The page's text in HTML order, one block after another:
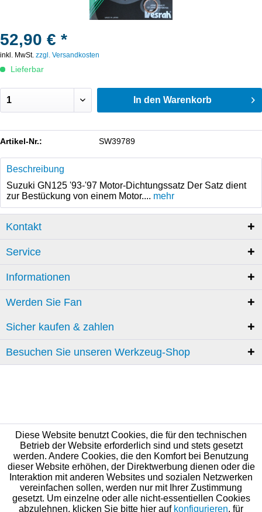
52,90 € *
inkl. MwSt. zzgl. Versandkosten
Lieferbar
In den Warenkorb
Artikel-Nr.: SW39789
Beschreibung
Suzuki GN125 '93-'97 Motor-Dichtungssatz Der Satz dient
zur Bestückung von einem Motor.... mehr
Kontakt
Service
Informationen
Werden Sie Fan
Sicher kaufen & zahlen
Besuchen Sie unseren Werkzeug-Shop
Diese Website benutzt Cookies, die für den technischen
Betrieb der Website erforderlich sind und stets gesetzt
werden. Andere Cookies, die den Komfort bei Benutzung
dieser Website erhöhen, der Direktwerbung dienen oder die
Interaktion mit anderen Websites und sozialen Netzwerken
vereinfachen sollen, werden nur mit Ihrer Zustimmung
gesetzt. Um einzelne oder alle nicht-essentiellen Cookies
abzulehnen, klicken Sie bitte hier auf konfigurieren, für